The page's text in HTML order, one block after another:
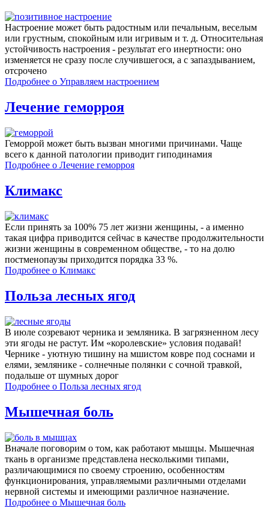
Настроение может быть радостным или печальным, веселым
или грустным, спокойным или игривым и т. д. Относительная
устойчивость настроения - результат его инертности: оно
изменяется не сразу после случившегося, а с запаздыванием,
отсрочено
Подробнее о Управляем настроением
Лечение геморроя
Геморрой может быть вызван многими причинами. Чаще
всего к данной патологии приводит гиподинамия
Подробнее о Лечение геморроя
Климакс
Если принять за 100% 75 лет жизни женщины, - а именно
такая цифра приводится сейчас в качестве продолжительности
жизни женщины в современном обществе, - то на долю
постменопаузы приходится порядка 33 %.
Подробнее о Климакс
Польза лесных ягод
В июле созревают черника и земляника. В загрязненном лесу
эти ягоды не растут. Им «королевские» условия подавай!
Чернике - уютную тишину на мшистом ковре под соснами и
елями, землянике - солнечные полянки с сочной травкой,
подальше от шумных дорог
Подробнее о Польза лесных ягод
Мышечная боль
Вначале поговорим о том, как работают мышцы. Мышечная
ткань в организме представлена несколькими типами,
различающимися по своему строению, особенностям
функционирования, управляемыми различными отделами
нервной системы и имеющими различное назначение.
Подробнее о Мышечная боль